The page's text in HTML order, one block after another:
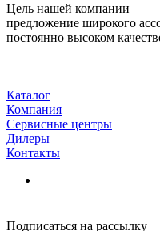
Цель нашей компании —
предложение широкого
постоянно высоком
Каталог
Компания
Сервисные центры
Дилеры
Контакты
Подписаться на рассылку